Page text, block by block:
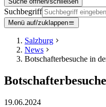
Suchbegriff
Menü auf/zuklappen
Salzburg
News
Botschafterbesuche in
19.06.2024